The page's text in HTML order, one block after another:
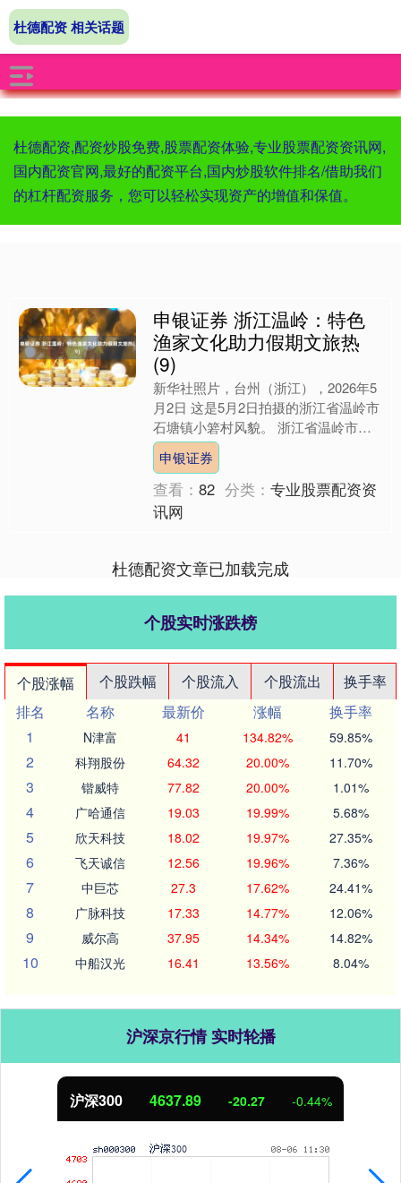
杜德配资,配资炒股免费,股票配资体验,专业股票配资资讯网,
国内配资官网,最好的配资平台,国内炒股软件排名/借助我们
的杠杆配资服务，您可以轻松实现资产的增值和保值。
杜德配资 相关话题
申银证券 浙江温岭：特色
渔家文化助力假期文旅热
(9)
新华社照片，台州（浙江），2026年5
月2日 这是5月2日拍摄的浙江省温岭市
石塘镇小箬村风貌。 浙江省温岭市石
塘镇三面环海，是一座传统风貌渔港古
镇。“五一”假期....
申银证券
查看：82 分类：专业股票配资资
讯网
杜德配资文章已加载完成
个股实时涨跌榜
个股涨幅 个股跌幅 个股流入 个股流出
换手率
排名
名称 最新价 涨幅
换手率
1
N津富 41 134.82% 59.85%
2 科翔股份 64.32 20.00% 11.70%
3 锴威特 77.82 20.00% 1.01%
4 广哈通信 19.03 19.99% 5.68%
5 欣天科技 18.02 19.97% 27.35%
6 飞天诚信 12.56 19.96% 7.36%
7 中巨芯 27.3 17.62% 24.41%
8 广脉科技 17.33 14.77% 12.06%
9 威尔高 37.95 14.34% 14.82%
10 中船汉光 16.41 13.56% 8.04%
沪深京行情 实时轮播
北证50 1115.17 -4.29 -0.38%